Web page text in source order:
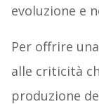
evoluzione e
Per offrire una
alle criticità
produzione